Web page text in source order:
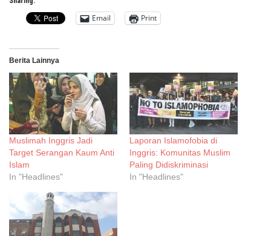
Email Print
Berita Lainnya
Muslimah Inggris Jadi
Target Serangan Kaum Anti
Islam
In "Headlines"
Laporan Islamofobia di
Inggris: Komunitas Muslim
Paling Didiskriminasi
In "Headlines"